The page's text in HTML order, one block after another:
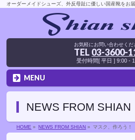
オーダーメイドシューズ、外反母趾に優しい国産靴をお届
お気軽にお問い合わせくだ
TEL 03-3600-
受付時間[ 平日 ] 9:00 -
MENU
NEWS FROM SHIAN
HOME » NEWS FROM SHIAN » マスク、作ろう！